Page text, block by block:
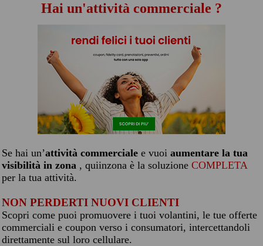
Hai un'attività commerciale ?
Se hai un’attività commerciale e vuoi aumentare la tua
visibilità in zona , quiinzona è la soluzione COMPLETA
per la tua attività.
NON PERDERTI NUOVI CLIENTI
Scopri come puoi promuovere i tuoi volantini, le tue offerte
commerciali e coupon verso i consumatori, intercettandoli
direttamente sul loro cellulare.